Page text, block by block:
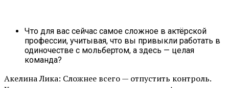
Что для вас сейчас самое сложное в актёрской
профессии, учитывая, что вы привыкли работать в
одиночестве с мольбертом, а здесь — целая
команда?
Акелина Лика: Сложнее всего — отпустить контроль.